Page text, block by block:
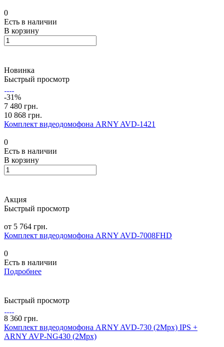
0
Есть в наличии
В корзину
Новинка
Быстрый просмотр
-31%
7 480 грн.
10 868 грн.
Комплект видеодомофона ARNY AVD-1421
0
Есть в наличии
В корзину
Акция
Быстрый просмотр
от 5 764 грн.
Комплект видеодомофона ARNY AVD-7008FHD
0
Есть в наличии
Подробнее
Быстрый просмотр
8 360 грн.
Комплект видеодомофона ARNY AVD-730 (2Mpx) IPS +
ARNY AVP-NG430 (2Mpx)